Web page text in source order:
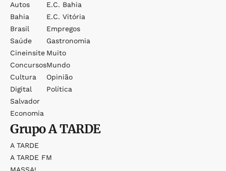
Autos
Bahia
Brasil
Saúde
Cineinsite
Concursos
Cultura
Digital
Salvador
Economia
E.c. Bahia
E.c. Vitória
Empregos
Gastronomia
Muito
Mundo
Opinião
Política
GrupoA TARDE
A TARDE
A TARDE FM